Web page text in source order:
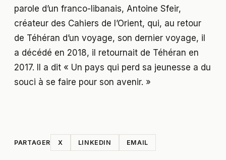
parole d’un franco-libanais, Antoine Sfeir,
créateur des Cahiers de l’Orient, qui, au retour
de Téhéran d’un voyage, son dernier voyage, il
a décédé en 2018, il retournait de Téhéran en
2017. Il a dit « Un pays qui perd sa jeunesse a du
souci à se faire pour son avenir. »
PARTAGER X LINKEDIN EMAIL